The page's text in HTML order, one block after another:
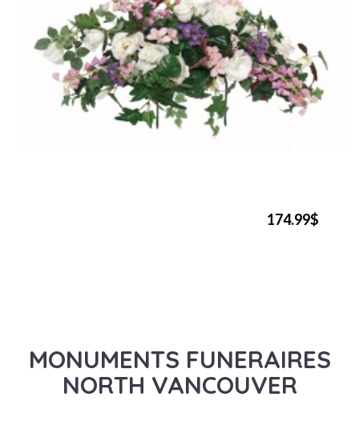
174.99$
MONUMENTS FUNERAIRES
NORTH VANCOUVER